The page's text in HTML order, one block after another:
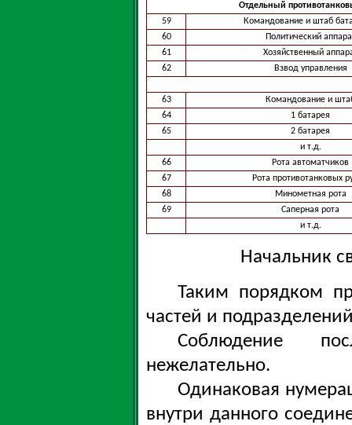
Отдельный
59
Командование и штаб
60
Политический
61
Хозяйственный
62
Взвод управления
63
Командование и
64
1 батарея
65
2 батарея
и т.д.
66
Рота автоматчиков
67
Рота противотанковых
68
Минометная рота
69
Саперная рота
и т.д.
Начальник
Таким порядком
частей и
Соблюдение
нежелательно.
Одинаковая
внутри данного